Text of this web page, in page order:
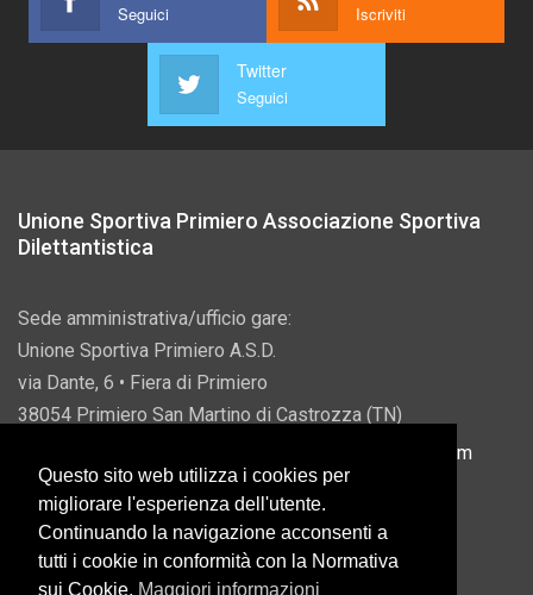
Seguici Iscriviti
Twitter
Seguici
Unione Sportiva Primiero Associazione Sportiva
Dilettantistica
Sede amministrativa/ufficio gare:
Unione Sportiva Primiero A.S.D.
via Dante, 6 • Fiera di Primiero
38054 Primiero San Martino di Castrozza (TN)
info@usprimiero.com
Vantaggi da Pubblica Amministrazione
Questo sito web utilizza i cookies per
migliorare l'esperienza dell'utente.
Continuando la navigazione acconsenti a
tutti i cookie in conformità con la Normativa
sui Cookie. Maggiori informazioni